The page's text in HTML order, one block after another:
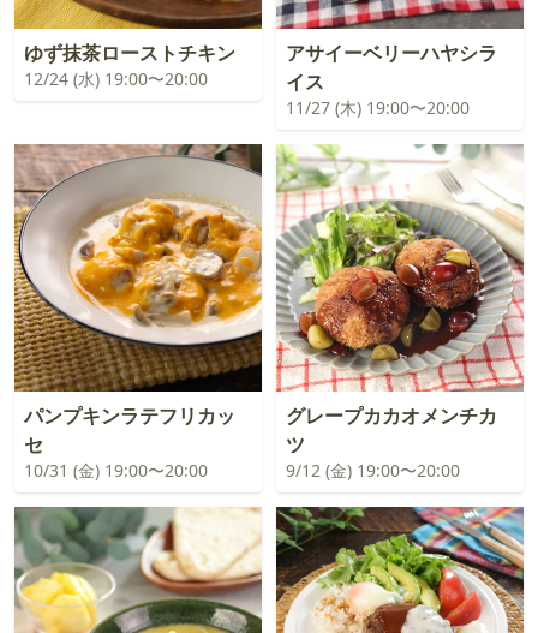
ゆず抹茶ローストチキン
12/24 (水) 19:00〜20:00
アサイーベリーハヤシラ
イス
11/27 (木) 19:00〜20:00
パンプキンラテフリカッ
セ
10/31 (金) 19:00〜20:00
グレープカカオメンチカ
ツ
9/12 (金) 19:00〜20:00